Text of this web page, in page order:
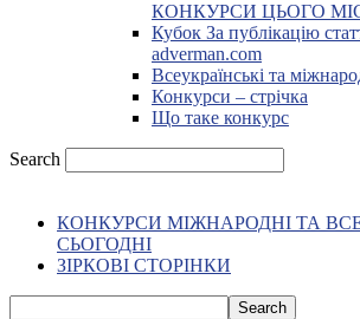
КОНКУРСИ ЦЬОГО
Кубок За публікацію
adverman.com
Всеукраїнські та
Конкурси – стрічка
Що таке конкурс
Search
КОНКУРСИ МІЖНАРОДНІ ТА
СЬОГОДНІ
ЗІРКОВІ СТОРІНКИ